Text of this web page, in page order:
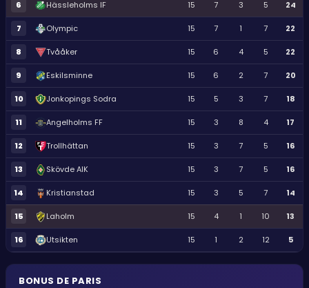
6 Hässleholms IF 15 7 3 5 24
7 Olympic 15 7 1 7 22
8 Tvååker 15 6 4 5 22
9 Eskilsminne 15 6 2 7 20
10 Jonkopings Sodra 15 5 3 7 18
11 Angelholms FF 15 3 8 4 17
12 Trollhättan 15 3 7 5 16
13 Skövde AIK 15 3 7 5 16
14 Kristianstad 15 3 5 7 14
15 Laholm 15 4 1 10 13
16 Utsikten 15 1 2 12 5
BONUS DE PARIS